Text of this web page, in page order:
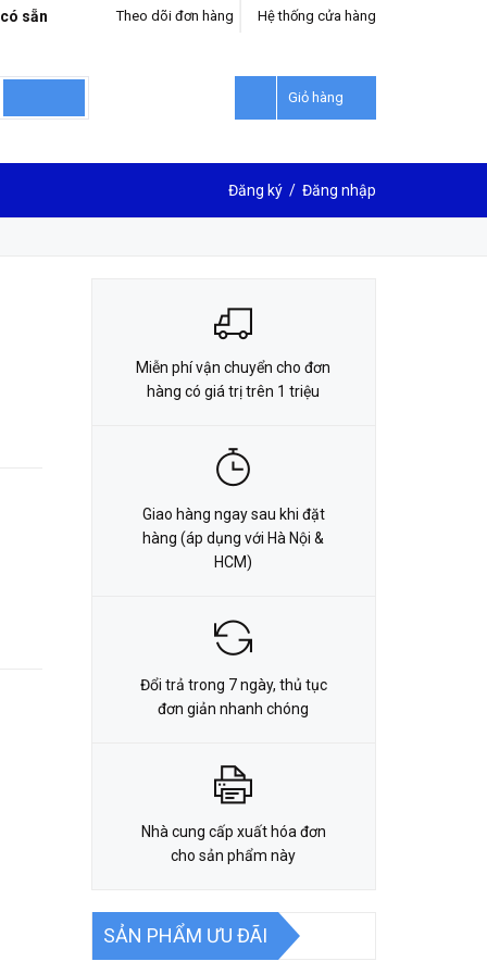
sẵn
Hệ thống cửa hàng
Theo dõi đơn hàng
Giỏ hàng
Đăng ký / Đăng nhập
LIÊN HỆ ĐẶT HÀNG
Miễn phí vận chuyển cho đơn
hàng có giá trị trên 1 triệu
Giao hàng ngay sau khi đặt
hàng (áp dụng với Hà Nội &
HCM)
Đổi trả trong 7 ngày, thủ tục
đơn giản nhanh chóng
Nhà cung cấp xuất hóa đơn
cho sản phẩm này
SẢN PHẨM ƯU ĐÃI